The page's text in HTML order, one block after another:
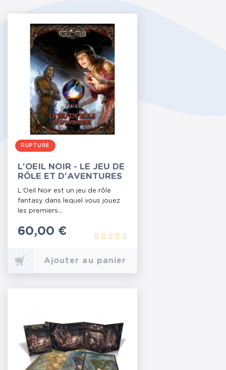
RUPTURE
L'OEIL NOIR - LE JEU DE
RÔLE ET D'AVENTURES
L'Oeil Noir est un jeu de rôle
fantasy dans lequel vous jouez
les premiers...
Prix
60,00 €
Ajouter au panier